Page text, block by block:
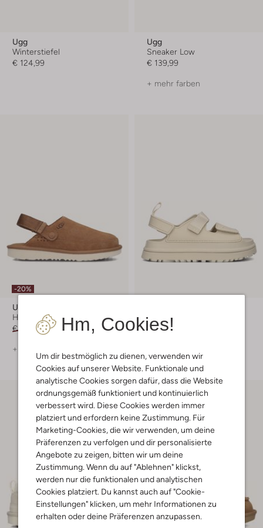
Hm, Cookies!
Um dir bestmöglich zu dienen, verwenden wir
Cookies auf unserer Website. Funktionale und
analytische Cookies sorgen dafür, dass die Website
ordnungsgemäß funktioniert und kontinuierlich
verbessert wird. Diese Cookies werden immer
platziert und erfordern keine Zustimmung. Für
Marketing-Cookies, die wir verwenden, um deine
Präferenzen zu verfolgen und dir personalisierte
Angebote zu zeigen, bitten wir um deine
Zustimmung. Wenn du auf "Ablehnen" klickst,
werden nur die funktionalen und analytischen
Cookies platziert. Du kannst auch auf "Cookie-
Einstellungen" klicken, um mehr Informationen zu
erhalten oder deine Präferenzen anzupassen.
Ugg
Winterstiefel
€ 124,99
Ugg
Sneaker Low
€ 139,99
+ mehr farben
-20%
Ugg
Hausschuhe
€ 99,99 € 79,99
+ mehr farben
Flache Sandalen
€ 74,99